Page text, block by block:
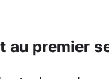
au premier